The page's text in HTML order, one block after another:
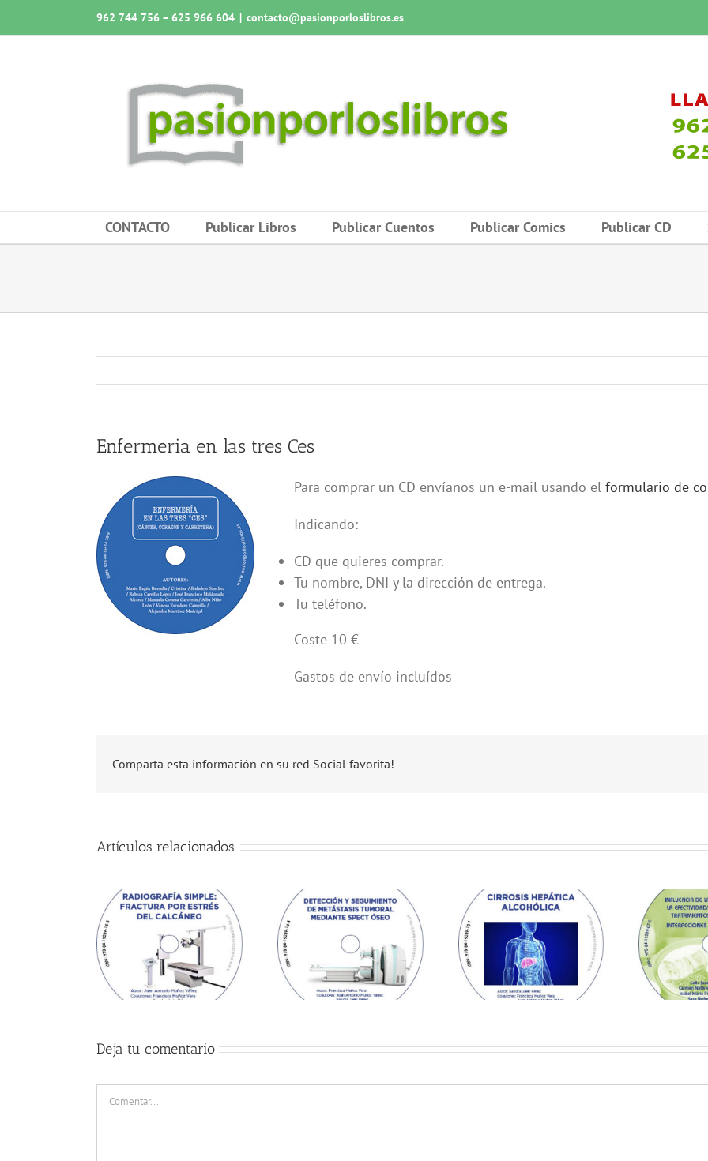
al
962 744 756 – 625 966 604 | contacto@pasionporloslibros.es
CONTACTO Publicar Libros Publicar Cuentos Publicar Comics Publicar CD
Enfermeria en las tres Ces
Para comprar un CD envíanos un e-mail usando el formulario de
Indicando:
CD que quieres comprar.
Tu nombre, DNI y la dirección de entrega.
Tu teléfono.
Coste 10 €
Gastos de envío incluídos
Comparta esta información en su red Social favorita!
Artículos relacionados
Deja tu comentario
Comentar